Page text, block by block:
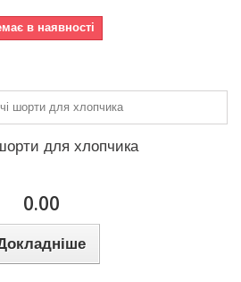
в наявності
для хлопчика
0.00